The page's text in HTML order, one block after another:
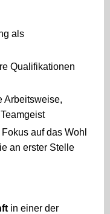
als
Qualifikationen
Arbeitsweise,
auf das Wohl
an erster Stelle
in einer der